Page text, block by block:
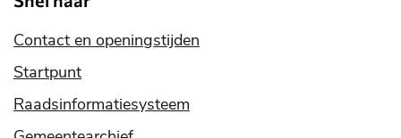
Contact en openingstijden
Startpunt
Raadsinformatiesysteem